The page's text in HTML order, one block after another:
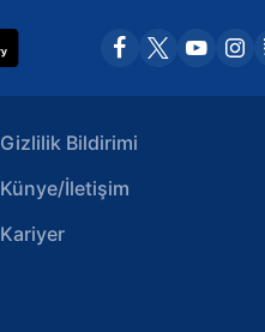
Gizlilik Bildirimi
Künye/İletişim
Kariyer